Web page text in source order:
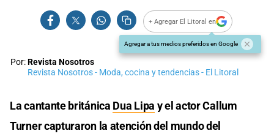
+ Agregar El Litoral en
Agregar a tus medios preferidos en Google
Por:Revista Nosotros
Revista Nosotros - Moda, cocina y tendencias - El Litoral
La cantante británica Dua Lipa y el actor Callum
Turner capturaron la atención del mundo del